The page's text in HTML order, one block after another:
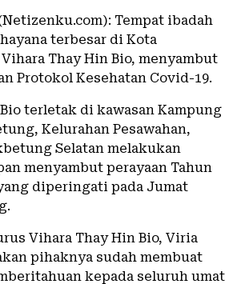
Tempat ibadah
terbesar di Kota
Thay Hin Bio, menyambut
Protokol Kesehatan Covid-19.
terletak di kawasan Kampung
Kelurahan Pesawahan,
Selatan melakukan
menyambut perayaan Tahun
diperingati pada Jumat
Vihara Thay Hin Bio, Viria
pihaknya sudah membuat
kepada seluruh umat